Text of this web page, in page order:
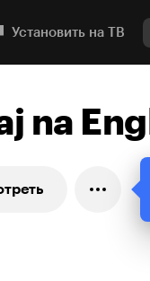
Установить на ТВ
na